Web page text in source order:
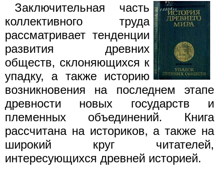
Заключительная часть
коллективного труда
рассматривает тенденции
развития древних
обществ, склоняющихся к
упадку, а также историю
возникновения на последнем этапе
древности новых государств и
племенных объединений. Книга
рассчитана на историков, а также на
широкий круг читателей,
интересующихся древней историей.